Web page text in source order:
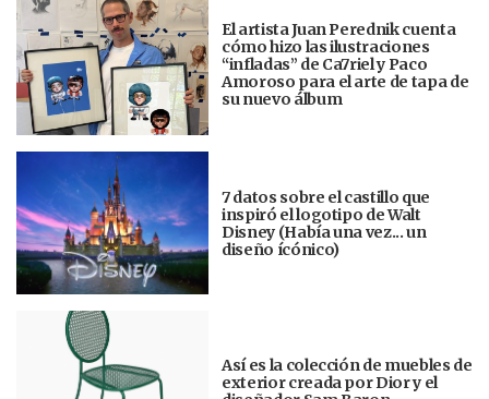
El artista Juan Perednik cuenta
cómo hizo las ilustraciones
“infladas” de Ca7riel y Paco
Amoroso para el arte de tapa de
su nuevo álbum
7 datos sobre el castillo que
inspiró el logotipo de Walt
Disney (Había una vez... un
diseño ícónico)
Así es la colección de muebles de
exterior creada por Dior y el